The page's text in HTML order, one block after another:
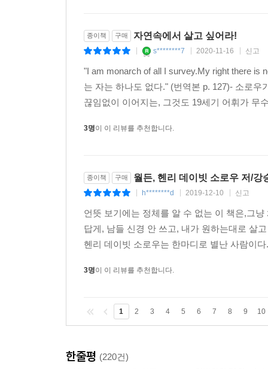
종이책 구매 자연속에서 살고 싶어라!
s********7 2020-11-16 신고
"I am monarch of all I survey.My right there is
는 자는 하나도 없다." (번역본 p. 127)- 소로
끊임없이 이어지는, 그것도 19세기 어휘가 무
3명이 이 리뷰를 추천합니다.
종이책 구매 월든, 헨리 데이빗 소로우 저/강
h********d 2019-12-10 신고
언뜻 보기에는 정체를 알 수 없는 이 책은,그
답게, 남들 신경 안 쓰고, 내가 원하는대로 살
헨리 데이빗 소로우는 한마디로 별난 사람이
3명이 이 리뷰를 추천합니다.
1 2 3 4 5 6 7 8 9 10
한줄평 (220건)